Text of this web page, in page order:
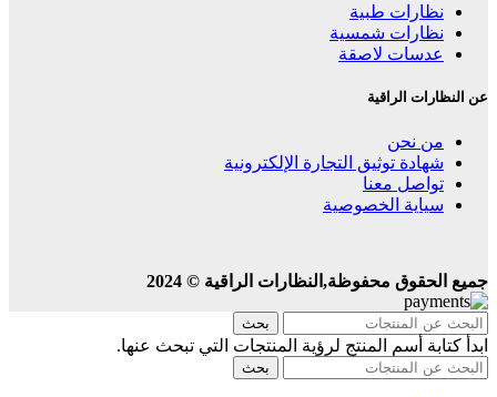
نظارات طبية
نظارات شمسية
عدسات لاصقة
عن النظارات الراقية
من نحن
شهادة توثيق التجارة الإلكترونية
تواصل معنا
سياية الخصوصية
جميع الحقوق محفوظة,النظارات الراقية © 2024
بحث
ابدأ كتابة أسم المنتج لرؤية المنتجات التي تبحث عنها.
بحث